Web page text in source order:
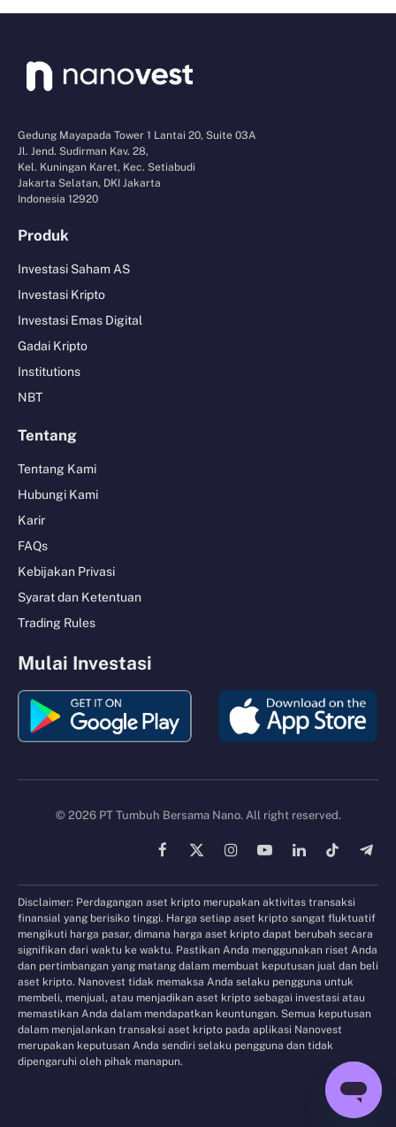
Gedung Mayapada Tower 1 Lantai 20, Suite 03A
Jl. Jend. Sudirman Kav. 28,
Kel. Kuningan Karet, Kec. Setiabudi
Jakarta Selatan, DKI Jakarta
Indonesia 12920
Produk
Investasi Saham AS
Investasi Kripto
Investasi Emas Digital
Gadai Kripto
Institutions
NBT
Tentang
Tentang Kami
Hubungi Kami
Karir
FAQs
Kebijakan Privasi
Syarat dan Ketentuan
Trading Rules
Mulai Investasi
© 2026 PT Tumbuh Bersama Nano. All right reserved.
Facebook
X
InstagramYouTubeLinkedInTikTok
Disclaimer: Perdagangan aset kripto merupakan aktivitas transaksi
finansial yang berisiko tinggi. Harga setiap aset kripto sangat fluktuatif
mengikuti harga pasar, dimana harga aset kripto dapat berubah secara
signifikan dari waktu ke waktu. Pastikan Anda menggunakan riset Anda
dan pertimbangan yang matang dalam membuat keputusan jual dan beli
aset kripto. Nanovest tidak memaksa Anda selaku pengguna untuk
membeli, menjual, atau menjadikan aset kripto sebagai investasi atau
memastikan Anda dalam mendapatkan keuntungan. Semua keputusan
dalam menjalankan transaksi aset kripto pada aplikasi Nanovest
merupakan keputusan Anda sendiri selaku pengguna dan tidak
dipengaruhi oleh pihak manapun.